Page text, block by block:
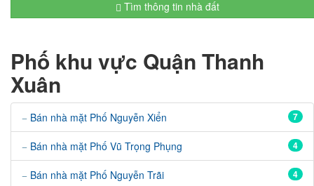
Tìm thông tin nhà đất
Phố khu vực Quận Thanh
Xuân
7
Bán nhà mặt Phố Nguyễn Xiển
4
Bán nhà mặt Phố Vũ Trọng Phụng
4
Bán nhà mặt Phố Nguyễn Trãi